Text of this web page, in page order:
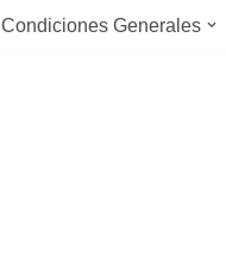
Condiciones Generales